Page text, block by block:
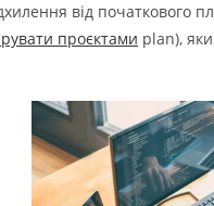
від
проєктами plan),